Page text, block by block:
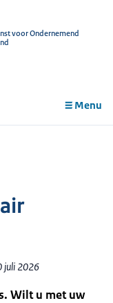
voor Ondernemend
Menu
juli 2026
Wilt u met uw